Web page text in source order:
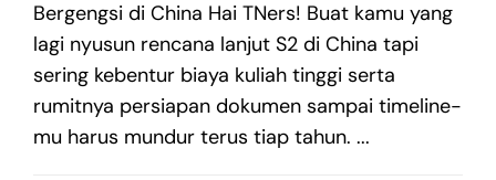
Bergengsi di China Hai TNers! Buat kamu yang
lagi nyusun rencana lanjut S2 di China tapi
sering kebentur biaya kuliah tinggi serta
rumitnya persiapan dokumen sampai timeline-
mu harus mundur terus tiap tahun. ...